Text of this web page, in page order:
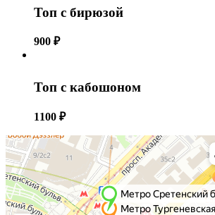
Топ с бирюзой
900 ₽
Топ с кабошоном
1100 ₽